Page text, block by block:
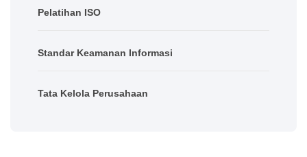
Pelatihan ISO
Standar Keamanan Informasi
Tata Kelola Perusahaan